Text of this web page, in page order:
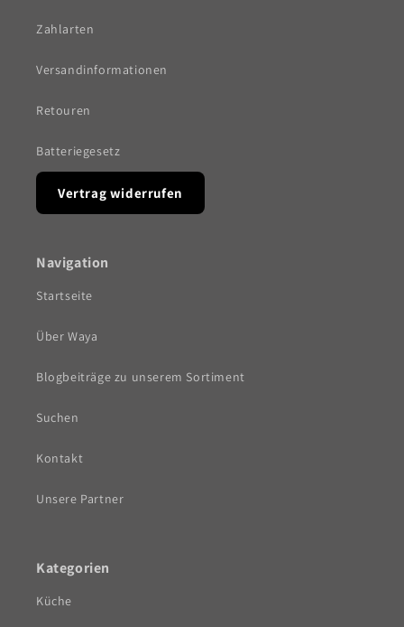
Zahlarten
Versandinformationen
Retouren
Batteriegesetz
Vertrag widerrufen
Navigation
Startseite
Über Waya
Blogbeiträge zu unserem Sortiment
Suchen
Kontakt
Unsere Partner
Kategorien
Küche